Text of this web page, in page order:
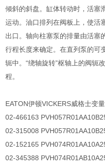
倾斜的斜盘。缸体转动时，活塞
运动。油口排列在阀板上，使活
出口。轴向柱塞泵的排量由活塞
行程长度来确定。在直列泵的可
轭中。“绕轴旋转”枢轴上的阀轭
程。
EATON伊顿VICKERS威格士变
02-466163
02-315008
02-152165
02-345388